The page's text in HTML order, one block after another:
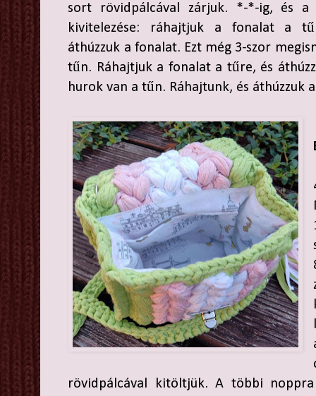
sort rövidpálcával zárjuk. *-*-ig, és
kivitelezése: ráhajtjuk a fonalat a
áthúzzuk a fonalat. Ezt még 3-szor
tűn. Ráhajtjuk a fonalat a tűre, és
hurok van a tűn. Ráhajtunk, és
rövidpálcával kitöltjük. A többi